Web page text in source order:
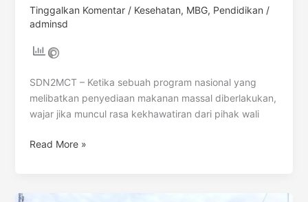
Tinggalkan Komentar / Kesehatan, MBG, Pendidikan /
adminsd
SDN2MCT – Ketika sebuah program nasional yang
melibatkan penyediaan makanan massal diberlakukan,
wajar jika muncul rasa kekhawatiran dari pihak wali
Read More »